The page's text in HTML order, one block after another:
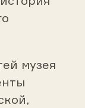
музея